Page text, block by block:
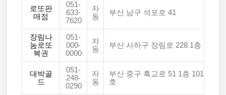
로또판
매점
051-
633-
7620
자
동
부산 남구 석포로 41
장림나
눔로또
복권
051-
000-
0000
자
동
부산 사하구 장림로 228 1층
대박골
드
051-
248-
0290
자
동
부산 중구 흑교로 51 1층 101
호